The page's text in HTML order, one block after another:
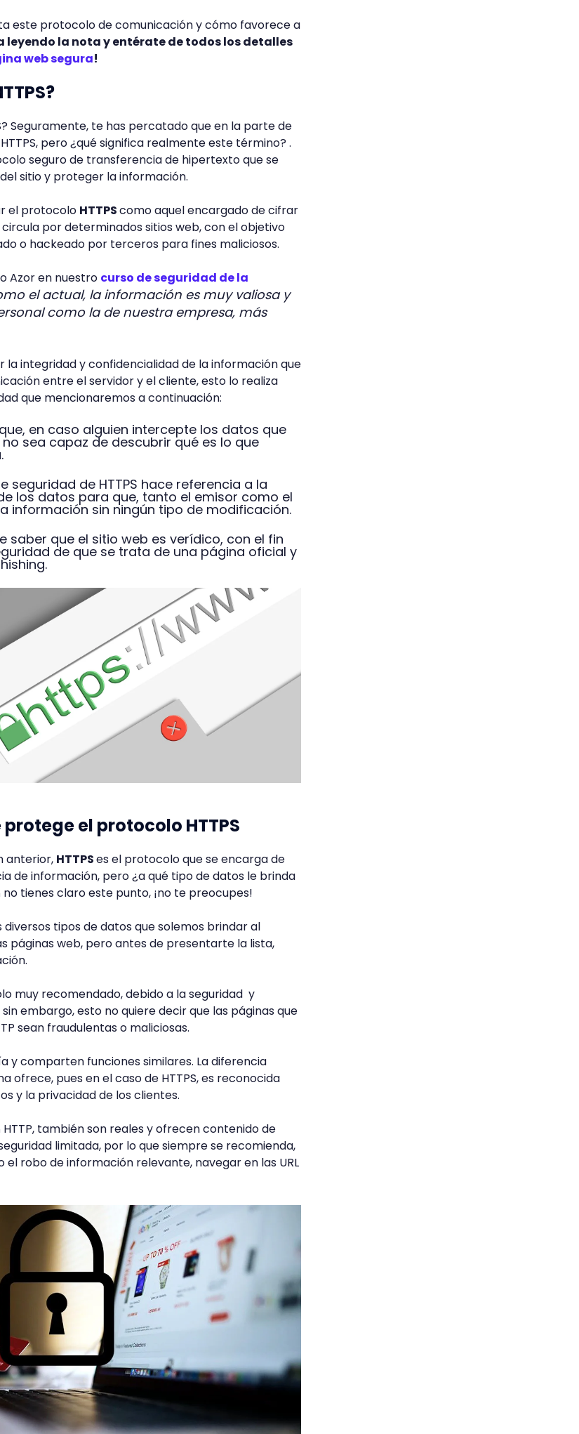
este protocolo de comunicación y cómo favorece a
leyendo la nota y entérate de todos los detalles
web segura!
Seguramente, te has percatado que en la parte de
pero ¿qué significa realmente este término? .
seguro de transferencia de hipertexto que se
sitio y proteger la información.
el protocolo HTTPScomo aquel encargado de cifrar
por determinados sitios web, con el objetivo
o hackeado por terceros para fines maliciosos.
Azor en nuestro curso de seguridad de la
el actual, la información es muy valiosa y
como la de nuestra empresa, más
la integridad y confidencialidad de la información que
entre el servidor y el cliente, esto lo realiza
que mencionaremos a continuación:
en caso alguien intercepte los datos que
sea capaz de descubrir qué es lo que
seguridad de HTTPS hace referencia a la
los datos para que, tanto el emisor como el
información sin ningún tipo de modificación.
saber que el sitio web es verídico, con el fin
de que se trata de una página oficial y
el protocolo HTTPS
anterior, HTTPSes el protocolo que se encarga de
de información, pero ¿a qué tipo de datos le brinda
tienes claro este punto, ¡no te preocupes!
tipos de datos que solemos brindar al
páginas web, pero antes de presentarte la lista,
muy recomendado, debido a la seguridad y
embargo, esto no quiere decir que las páginas que
sean fraudulentas o maliciosas.
y comparten funciones similares. La diferencia
ofrece, pues en el caso de HTTPS, es reconocida
y la privacidad de los clientes.
también son reales y ofrecen contenido de
limitada, por lo que siempre se recomienda,
robo de información relevante, navegar en las URL